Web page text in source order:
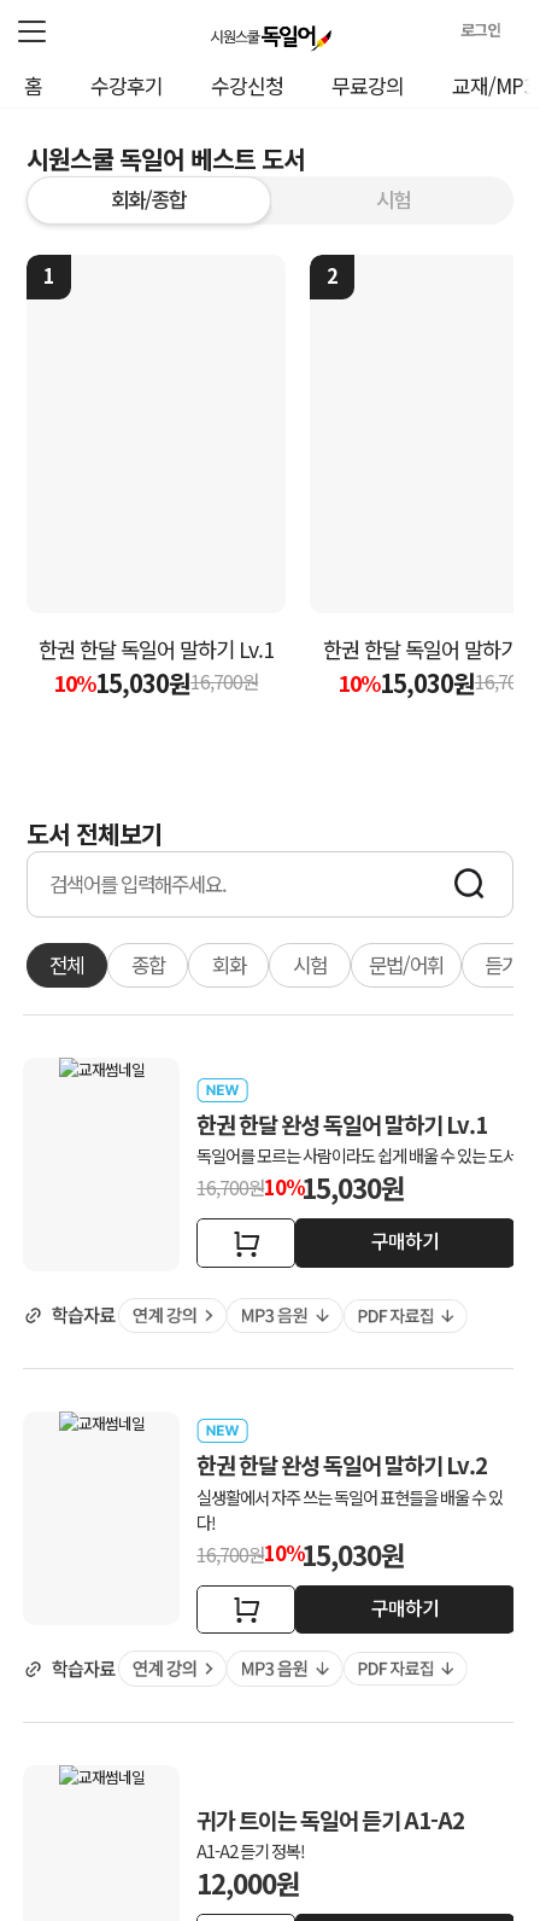
로그인
홈 수강후기 수강신청 무료강의 교재/MP3
시원스쿨 독일어 베스트 도서
회화/종합 시험
1
한권 한달 독일어 말하기 Lv.1
10%15,030원16,700원
2
한권 한달 독일어 말하기
10%15,030원16,700
도서 전체보기
전체 종합 회화 시험 문법/어휘 듣기
한권 한달 완성 독일어 말하기 Lv.1
독일어를 모르는 사람이라도 쉽게 배울 수 있는 도서
16,700원10%15,030원
구매하기
한권 한달 완성 독일어 말하기 Lv.2
실생활에서 자주 쓰는 독일어 표현들을 배울 수 있
다!
16,700원10%15,030원
구매하기
귀가 트이는 독일어 듣기 A1-A2
A1-A2 듣기 정복!
12,000원